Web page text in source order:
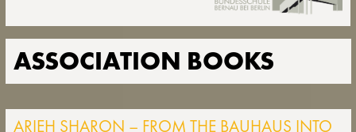
ASSOCIATION BOOKS
ARIEH SHARON – FROM THE BAUHAUS INTO